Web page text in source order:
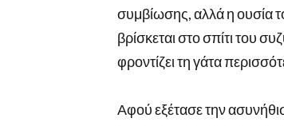
συμβίωσης, αλλά η ουσία
βρίσκεται στο σπίτι του
φροντίζει τη γάτα
Αφού εξέτασε την